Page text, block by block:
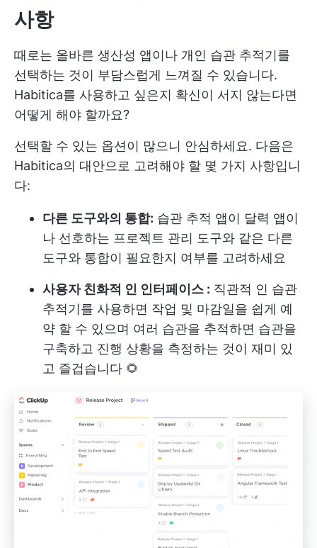
사항
때로는 올바른 생산성 앱이나 개인 습관 추적기를
선택하는 것이 부담스럽게 느껴질 수 있습니다.
Habitica를 사용하고 싶은지 확신이 서지 않는다면
어떻게 해야 할까요?
선택할 수 있는 옵션이 많으니 안심하세요. 다음은
Habitica의 대안으로 고려해야 할 몇 가지 사항입니
다:
다른 도구와의 통합: 습관 추적 앱이 달력 앱이
나 선호하는 프로젝트 관리 도구와 같은 다른
도구와 통합이 필요한지 여부를 고려하세요
사용자 친화적 인 인터페이스 : 직관적 인 습관
추적기를 사용하면 작업 및 마감일을 쉽게 예
약 할 수 있으며 여러 습관을 추적하면 습관을
구축하고 진행 상황을 측정하는 것이 재미 있
고 즐겁습니다 🌻